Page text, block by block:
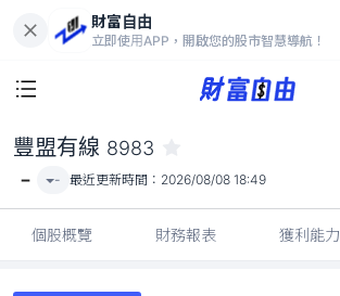
財富自由
立即使用APP，開啟您的股市智慧導航！
-
豐盟有線 8983
- - 最近更新時間： 2026/08/08 18:49
個股概覽 財務報表 獲利能力